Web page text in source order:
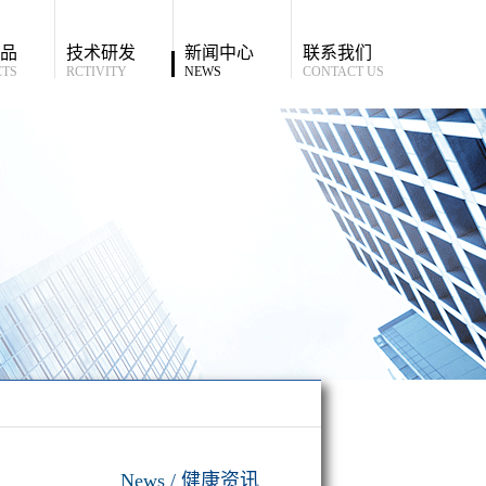
技术研发
RCTIVITY
新闻中心
NEWS
联系我们
CONTACT US
News 健康资讯